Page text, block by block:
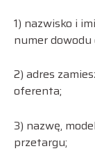
1) nazwisko i
numer dowodu
2) adres
oferenta;
3) nazwę,
przetargu;